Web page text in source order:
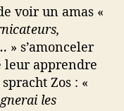
voir un amas «
» s’amonceler
leur apprendre
Zos : «
les